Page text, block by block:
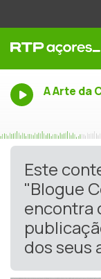
A Arte da
Este
"Blogue
encontra
dos seus